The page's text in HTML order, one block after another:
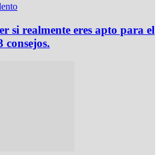
si realmente eres apto para el
consejos.